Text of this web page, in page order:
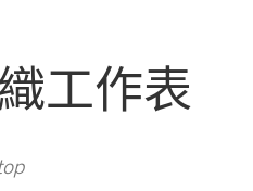
工作表